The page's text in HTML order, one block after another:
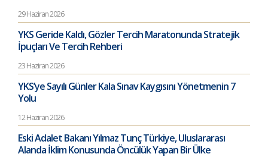
29 Haziran 2026
YKS Geride Kaldı, Gözler Tercih Maratonunda Stratejik
İpuçları Ve Tercih Rehberi
23 Haziran 2026
YKS’ye Sayılı Günler Kala Sınav Kaygısını Yönetmenin 7
Yolu
12 Haziran 2026
Eski Adalet Bakanı Yılmaz Tunç Türkiye, Uluslararası
Alanda İklim Konusunda Öncülük Yapan Bir Ülke